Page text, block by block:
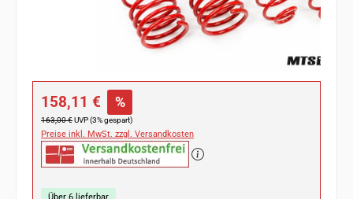
Verkaufspreis:
158,11 € %
Regulärer Preis:
163,00 €UVP (3% gespart)
Preise inkl. MwSt. zzgl. Versandkosten
Über 6 lieferbar